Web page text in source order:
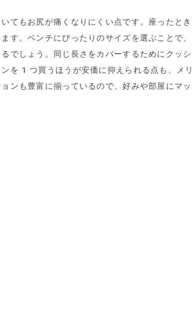
てもお尻が痛くなりにくい点です。座ったとき
す。ベンチにぴったりのサイズを選ぶことで、
でしょう。同じ長さをカバーするためにクッシ
を1つ買うほうが安価に抑えられる点も、メリ
ンも豊富に揃っているので、好みや部屋にマッ